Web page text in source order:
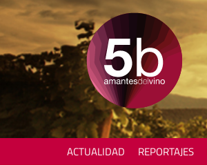
ACTUALIDAD REPORTAJES